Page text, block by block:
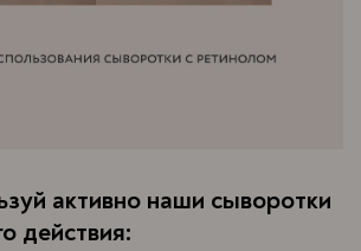
активно наши сыворотки
действия: